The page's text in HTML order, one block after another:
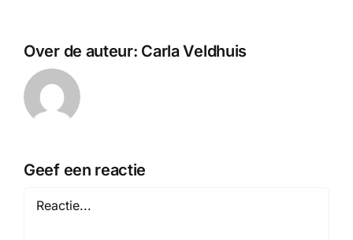
Over de auteur: Carla Veldhuis
Geef een reactie
Reactie